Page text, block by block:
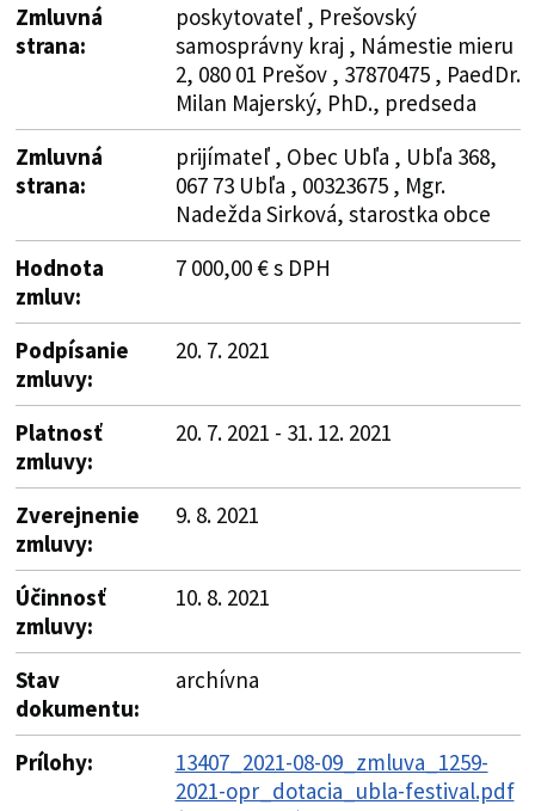
Zmluvná
strana:
poskytovateľ , Prešovský
samosprávny kraj , Námestie mieru
2, 080 01 Prešov , 37870475 , PaedDr.
Milan Majerský, PhD., predseda
Zmluvná
strana:
prijímateľ , Obec Ubľa , Ubľa 368,
067 73 Ubľa , 00323675 , Mgr.
Nadežda Sirková, starostka obce
Hodnota
zmluv:
7 000,00 € s DPH
Podpísanie
zmluvy:
20. 7. 2021
Platnosť
zmluvy:
20. 7. 2021 - 31. 12. 2021
Zverejnenie
zmluvy:
9. 8. 2021
Účinnosť
zmluvy:
10. 8. 2021
Stav
dokumentu:
archívna
Prílohy:
13407_2021-08-09_zmluva_1259-
2021-opr_dotacia_ubla-festival.pdf